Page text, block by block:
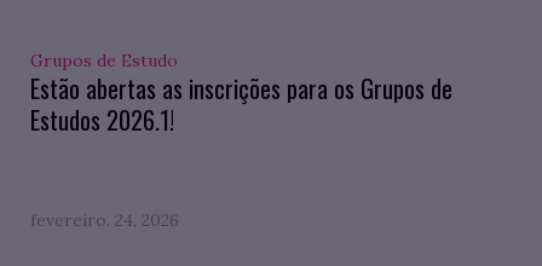
Grupos de Estudo
Estão abertas as inscrições para os Grupos de
Estudos 2026.1!
fevereiro. 24, 2026